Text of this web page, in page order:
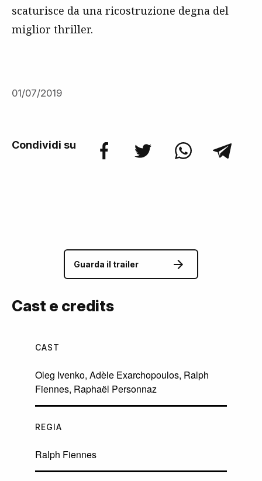
scaturisce da una ricostruzione degna del
miglior thriller.
01/07/2019
Condividi su
Guarda il trailer
Cast e credits
CAST
Oleg Ivenko, Adèle Exarchopoulos, Ralph
Fiennes, Raphaël Personnaz
REGIA
Ralph Fiennes